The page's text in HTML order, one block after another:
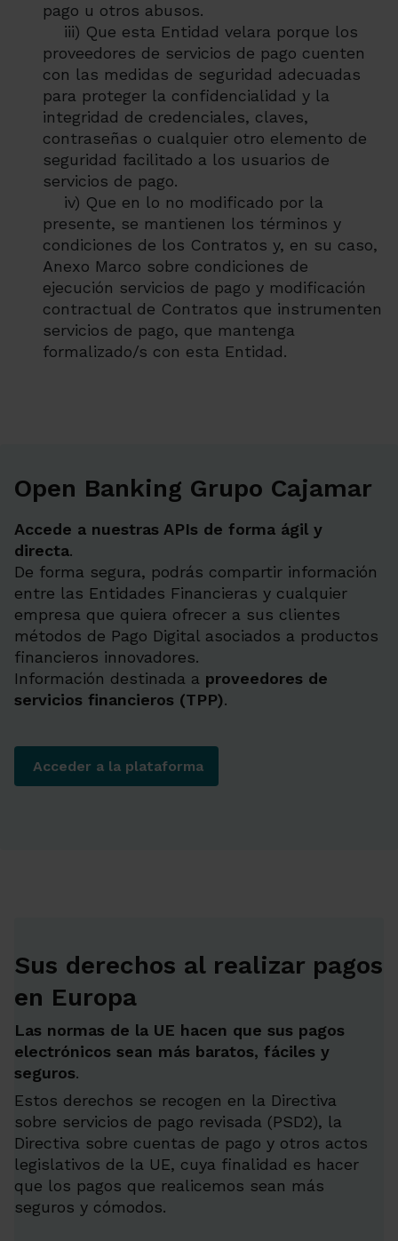
pago u otros abusos.
iii) Que esta Entidad velara porque los
proveedores de servicios de pago cuenten
con las medidas de seguridad adecuadas
para proteger la confidencialidad y la
integridad de credenciales, claves,
contraseñas o cualquier otro elemento de
seguridad facilitado a los usuarios de
servicios de pago.
iv) Que en lo no modificado por la
presente, se mantienen los términos y
condiciones de los Contratos y, en su caso,
Anexo Marco sobre condiciones de
ejecución servicios de pago y modificación
contractual de Contratos que instrumenten
servicios de pago, que mantenga
formalizado/s con esta Entidad.
Open Banking Grupo Cajamar
Accede a nuestras APIs de forma ágil y
directa.
De forma segura, podrás compartir información
entre las Entidades Financieras y cualquier
empresa que quiera ofrecer a sus clientes
métodos de Pago Digital asociados a productos
financieros innovadores.
Información destinada a proveedores de
servicios financieros (TPP).
Acceder a la plataforma
Open Banking Grupo Cajamar
Sus derechos al realizar pagos
en Europa
Las normas de la UE hacen que sus pagos
electrónicos sean más baratos, fáciles y
seguros.
Estos derechos se recogen en la Directiva
sobre servicios de pago revisada (PSD2), la
Directiva sobre cuentas de pago y otros actos
legislativos de la UE, cuya finalidad es hacer
que los pagos que realicemos sean más
seguros y cómodos.